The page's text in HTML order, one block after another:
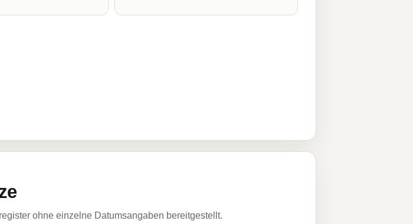
ohne einzelne Datumsangaben bereitgestellt.